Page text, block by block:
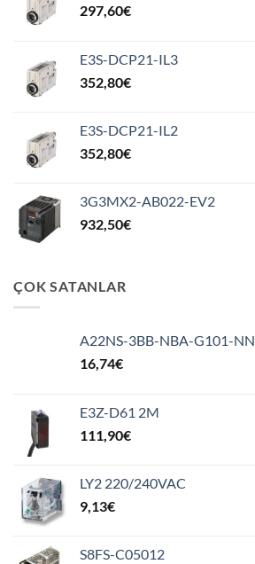
297,60€
E3S-DCP21-IL3
352,80€
E3S-DCP21-IL2
352,80€
3G3MX2-AB022-EV2
932,50€
ÇOK SATANLAR
A22NS-3BB-NBA-G101-NN
16,74€
E3Z-D61 2M
111,90€
LY2 220/240VAC
9,13€
S8FS-C05012